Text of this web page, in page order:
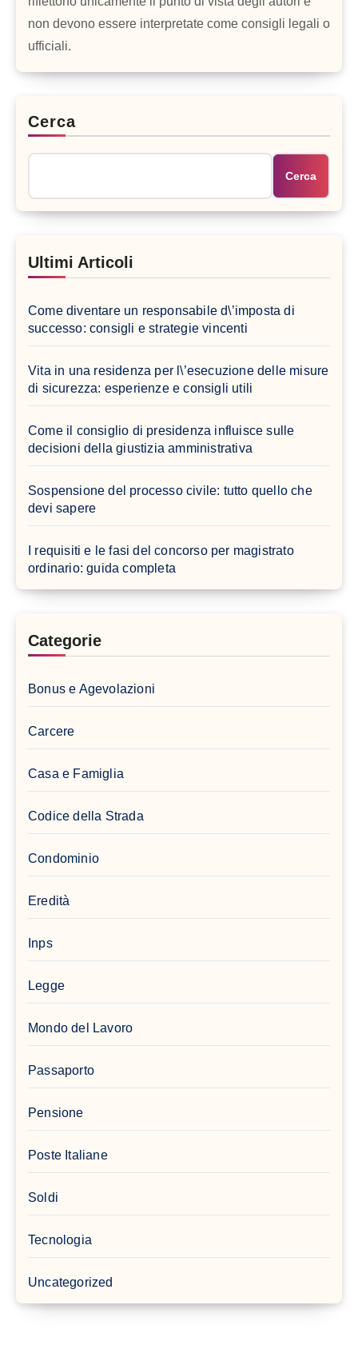
non devono essere interpretate come consigli legali o
ufficiali.
Cerca
Cerca
Ultimi Articoli
Come diventare un responsabile d\’imposta di
successo: consigli e strategie vincenti
Vita in una residenza per l\’esecuzione delle misure
di sicurezza: esperienze e consigli utili
Come il consiglio di presidenza influisce sulle
decisioni della giustizia amministrativa
Sospensione del processo civile: tutto quello che
devi sapere
I requisiti e le fasi del concorso per magistrato
ordinario: guida completa
Categorie
Bonus e Agevolazioni
Carcere
Casa e Famiglia
Codice della Strada
Condominio
Eredità
Inps
Legge
Mondo del Lavoro
Passaporto
Pensione
Poste Italiane
Soldi
Tecnologia
Uncategorized